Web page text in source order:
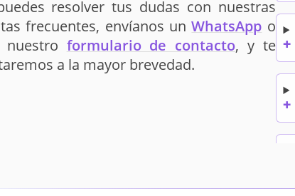
resolver tus dudas con nuestras
frecuentes, envíanos unWhatsApp o
nuestro formulario de contacto, y te
a la mayor brevedad.
+
+